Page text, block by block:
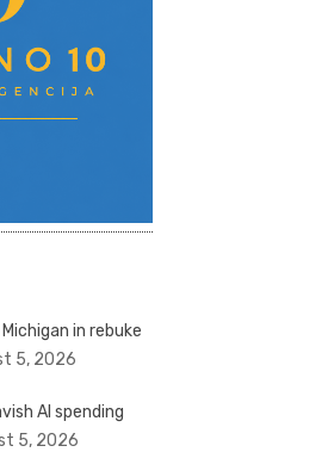
in rebuke
5, 2026
AI spending
5, 2026